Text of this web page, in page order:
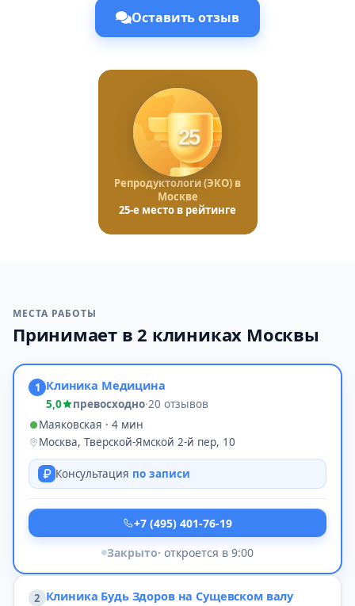
Оставить отзыв
25
Репродуктологи (ЭКО) в
Москве
25-е место в рейтинге
МЕСТА РАБОТЫ
Принимает в 2 клиниках Москвы
1 Клиника Медицина
5,0 превосходно·20 отзывов
Маяковская · 4 мин
Москва, Тверской-Ямской 2-й пер, 10
Консультация по записи
+7 (495) 401-76-19
Закрыто· откроется в 9:00
2 Клиника Будь Здоров на Сущевском валу